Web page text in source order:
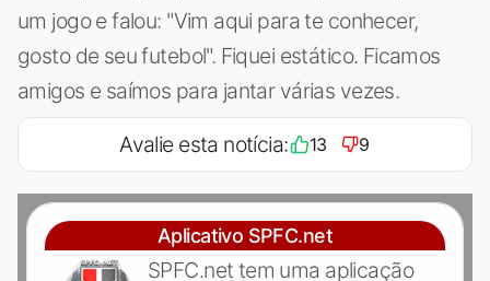
um jogo e falou: "Vim aqui para te conhecer,
gosto de seu futebol". Fiquei estático. Ficamos
amigos e saímos para jantar várias vezes.
Avalie esta notícia: 13 9
Aplicativo SPFC.net
SPFC.net tem uma aplicação